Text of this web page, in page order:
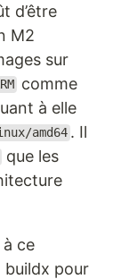
d’être
M2
sur
comme
à elle
amd64 . Il
que les
ce
buildx pour